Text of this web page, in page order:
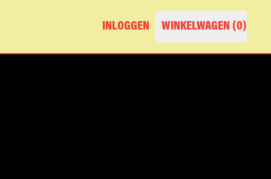
INLOGGEN WINKELWAGEN (0)